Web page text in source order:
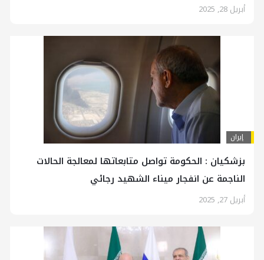
أبريل 28, 2025
إيران
بزشكيان : الحكومة تواصل متابعاتها لمعالجة الحالات
الناجمة عن انفجار ميناء الشهيد رجائي
أبريل 27, 2025